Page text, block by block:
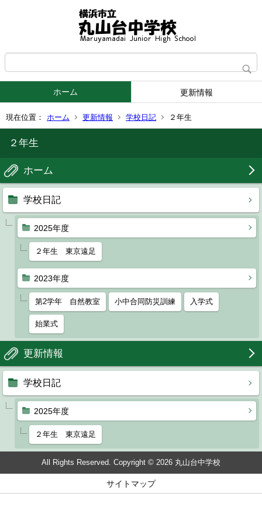
ホーム 更新情報
現在位置： ホーム 更新情報 学校日記 ２年生
２年生
ホーム
学校日記
2025年度
２年生 東京遠足
2023年度
第2学年 自然教室 小中合同防災訓練 入学式
始業式
更新情報
学校日記
2025年度
２年生 東京遠足
All Rights Reserved. Copyright © 2026 丸山台中学校
サイトマップ